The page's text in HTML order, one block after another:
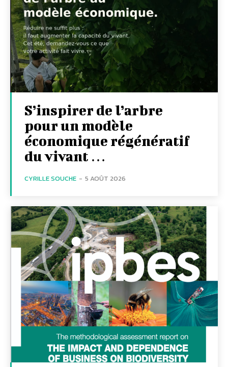
S’inspirer de l’arbre
pour un modèle
économique régénératif
du vivant …
CYRILLE SOUCHE - 5 AOÛT 2026